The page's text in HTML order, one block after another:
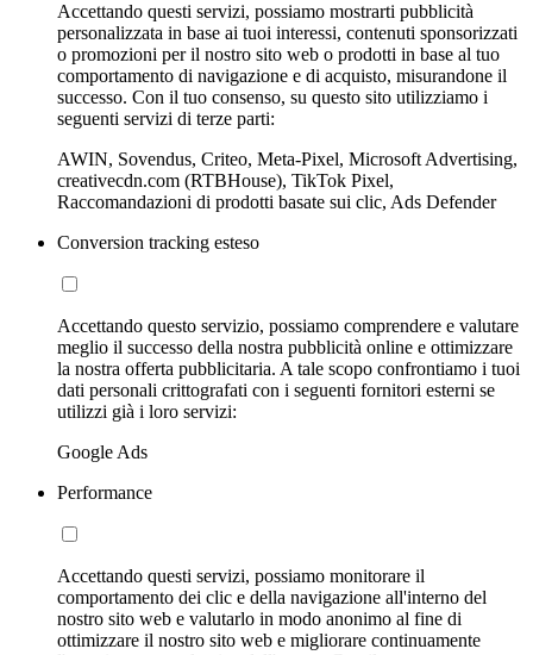
Accettando questi servizi, possiamo mostrarti pubblicità
personalizzata in base ai tuoi interessi, contenuti sponsorizzati
o promozioni per il nostro sito web o prodotti in base al tuo
comportamento di navigazione e di acquisto, misurandone il
successo. Con il tuo consenso, su questo sito utilizziamo i
seguenti servizi di terze parti:
AWIN, Sovendus, Criteo, Meta-Pixel, Microsoft Advertising,
creativecdn.com (RTBHouse), TikTok Pixel,
Raccomandazioni di prodotti basate sui clic, Ads Defender
Conversion tracking esteso
Accettando questo servizio, possiamo comprendere e valutare
meglio il successo della nostra pubblicità online e ottimizzare
la nostra offerta pubblicitaria. A tale scopo confrontiamo i tuoi
dati personali crittografati con i seguenti fornitori esterni se
utilizzi già i loro servizi:
Google Ads
Performance
Accettando questi servizi, possiamo monitorare il
comportamento dei clic e della navigazione all'interno del
nostro sito web e valutarlo in modo anonimo al fine di
ottimizzare il nostro sito web e migliorare continuamente